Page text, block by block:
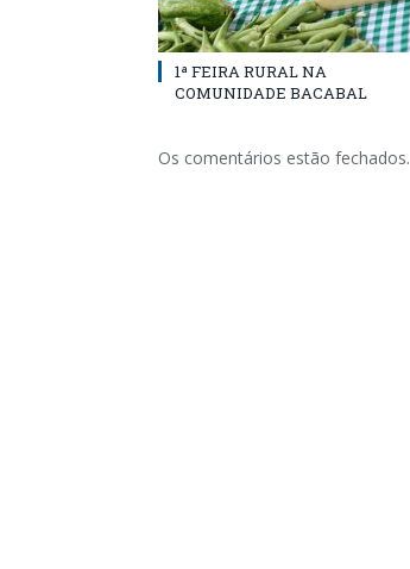
1ª FEIRA RURAL NA
COMUNIDADE BACABAL
Os comentários estão fechados.